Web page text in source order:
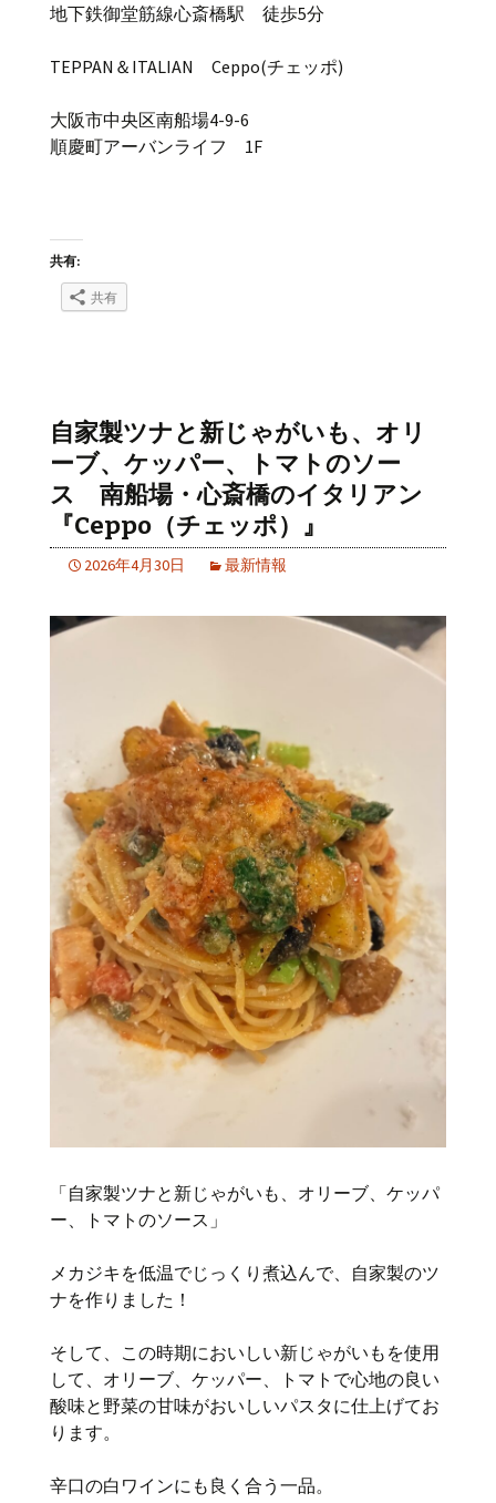
地下鉄御堂筋線心斎橋駅 徒歩5分
TEPPAN＆ITALIAN Ceppo(チェッポ)
大阪市中央区南船場4-9-6
順慶町アーバンライフ 1F
共有:
共有
自家製ツナと新じゃがいも、オリ
ーブ、ケッパー、トマトのソー
ス 南船場・心斎橋のイタリアン
『Ceppo（チェッポ）』
2026年4月30日 最新情報
「自家製ツナと新じゃがいも、オリーブ、ケッパ
ー、トマトのソース」
メカジキを低温でじっくり煮込んで、自家製のツ
ナを作りました！
そして、この時期においしい新じゃがいもを使用
して、オリーブ、ケッパー、トマトで心地の良い
酸味と野菜の甘味がおいしいパスタに仕上げてお
ります。
辛口の白ワインにも良く合う一品。